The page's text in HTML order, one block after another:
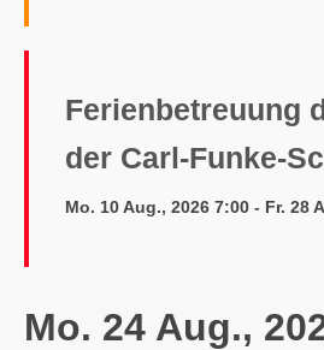
Ferienbetreuung
der Carl-Funke-
Mo. 10 Aug., 2026 7:00 - Fr. 28
Mo. 24 Aug.,